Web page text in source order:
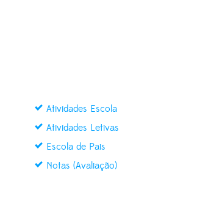
Atividades Escola
Atividades Letivas
Escola de Pais
Notas (Avaliação)